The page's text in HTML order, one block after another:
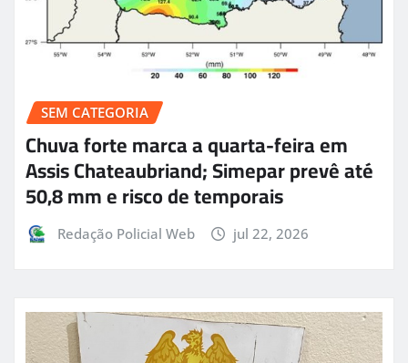
SEM CATEGORIA
Chuva forte marca a quarta-feira em
Assis Chateaubriand; Simepar prevê até
50,8 mm e risco de temporais
Redação Policial Web jul 22, 2026